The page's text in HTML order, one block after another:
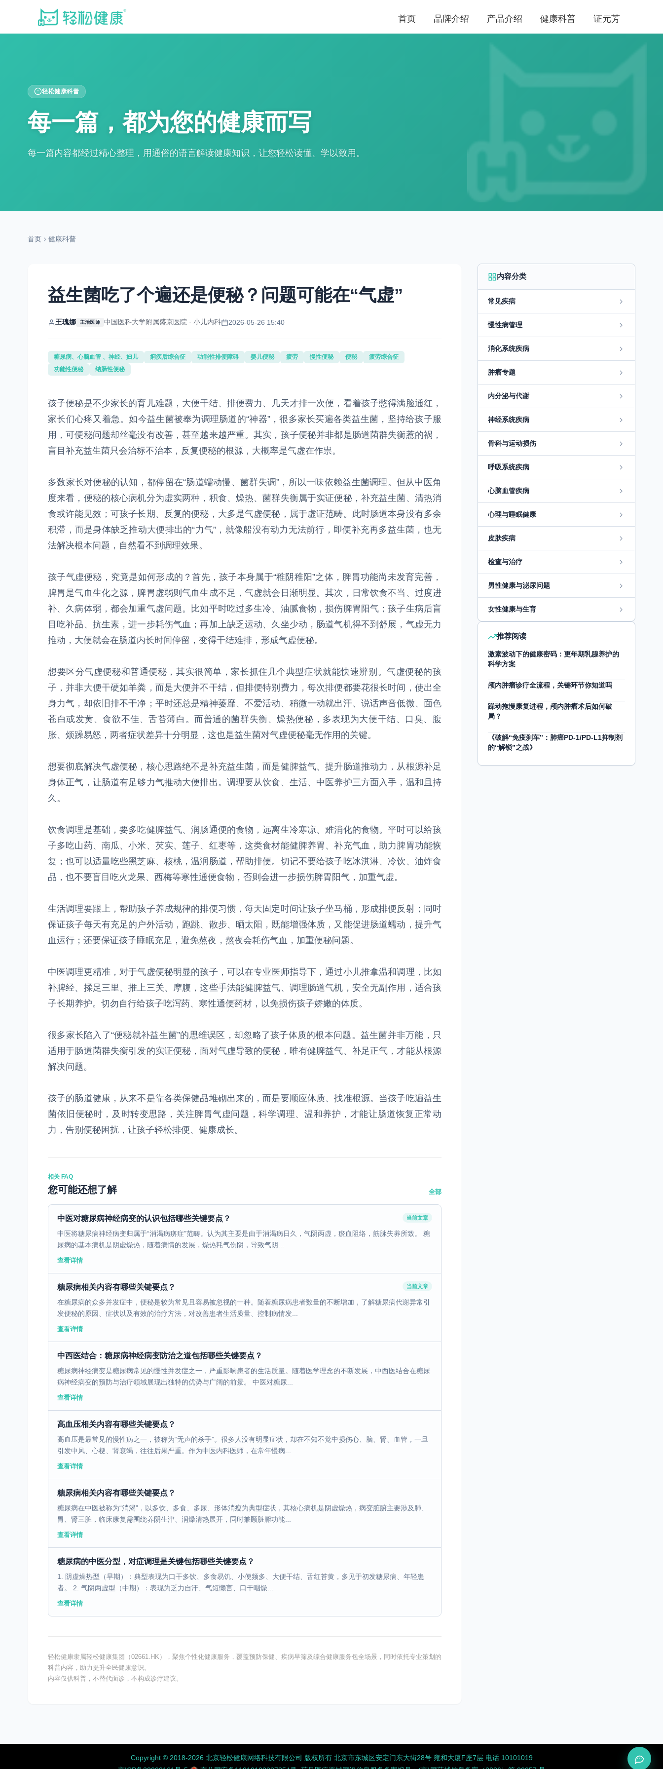
首页 品牌介绍 产品介绍 健康科普 证元芳
轻松健康科普
每一篇，都为您的健康而写
每一篇内容都经过精心整理，用通俗的语言解读健康知识，让您轻松读懂、学以致用。
首页 健康科普
益生菌吃了个遍还是便秘？问题可能在“气虚”
王瑰娜 主治医师 中国医科大学附属盛京医院 · 小儿内科 2026-05-26 15:40
糖尿病、心脑血管 、神经、妇儿 痢疾后综合征 功能性排便障碍 婴儿便秘 疲劳 慢性便秘 便秘
疲劳综合征
功能性便秘
结肠性便秘
孩子便秘是不少家长的育儿难题，大便干结、排便费力、几天才排一次便，看着孩子憋得满脸通红，
家长们心疼又着急。如今益生菌被奉为调理肠道的“神器”，很多家长买遍各类益生菌，坚持给孩子服
用，可便秘问题却丝毫没有改善，甚至越来越严重。其实，孩子便秘并非都是肠道菌群失衡惹的祸，
盲目补充益生菌只会治标不治本，反复便秘的根源，大概率是气虚在作祟。
多数家长对便秘的认知，都停留在“肠道蠕动慢、菌群失调”，所以一味依赖益生菌调理。但从中医角
度来看，便秘的核心病机分为虚实两种，积食、燥热、菌群失衡属于实证便秘，补充益生菌、清热消
食或许能见效；可孩子长期、反复的便秘，大多是气虚便秘，属于虚证范畴。此时肠道本身没有多余
积滞，而是身体缺乏推动大便排出的“力气”，就像船没有动力无法前行，即便补充再多益生菌，也无
法解决根本问题，自然看不到调理效果。
孩子气虚便秘，究竟是如何形成的？首先，孩子本身属于“稚阴稚阳”之体，脾胃功能尚未发育完善，
脾胃是气血生化之源，脾胃虚弱则气血生成不足，气虚就会日渐明显。其次，日常饮食不当、过度进
补、久病体弱，都会加重气虚问题。比如平时吃过多生冷、油腻食物，损伤脾胃阳气；孩子生病后盲
目吃补品、抗生素，进一步耗伤气血；再加上缺乏运动、久坐少动，肠道气机得不到舒展，气虚无力
推动，大便就会在肠道内长时间停留，变得干结难排，形成气虚便秘。
想要区分气虚便秘和普通便秘，其实很简单，家长抓住几个典型症状就能快速辨别。气虚便秘的孩
子，并非大便干硬如羊粪，而是大便并不干结，但排便特别费力，每次排便都要花很长时间，使出全
身力气，却依旧排不干净；平时还总是精神萎靡、不爱活动、稍微一动就出汗、说话声音低微、面色
苍白或发黄、食欲不佳、舌苔薄白。而普通的菌群失衡、燥热便秘，多表现为大便干结、口臭、腹
胀、烦躁易怒，两者症状差异十分明显，这也是益生菌对气虚便秘毫无作用的关键。
想要彻底解决气虚便秘，核心思路绝不是补充益生菌，而是健脾益气、提升肠道推动力，从根源补足
身体正气，让肠道有足够力气推动大便排出。调理要从饮食、生活、中医养护三方面入手，温和且持
久。
饮食调理是基础，要多吃健脾益气、润肠通便的食物，远离生冷寒凉、难消化的食物。平时可以给孩
子多吃山药、南瓜、小米、芡实、莲子、红枣等，这类食材能健脾养胃、补充气血，助力脾胃功能恢
复；也可以适量吃些黑芝麻、核桃，温润肠道，帮助排便。切记不要给孩子吃冰淇淋、冷饮、油炸食
品，也不要盲目吃火龙果、西梅等寒性通便食物，否则会进一步损伤脾胃阳气，加重气虚。
生活调理要跟上，帮助孩子养成规律的排便习惯，每天固定时间让孩子坐马桶，形成排便反射；同时
保证孩子每天有充足的户外活动，跑跳、散步、晒太阳，既能增强体质，又能促进肠道蠕动，提升气
血运行；还要保证孩子睡眠充足，避免熬夜，熬夜会耗伤气血，加重便秘问题。
中医调理更精准，对于气虚便秘明显的孩子，可以在专业医师指导下，通过小儿推拿温和调理，比如
补脾经、揉足三里、推上三关、摩腹，这些手法能健脾益气、调理肠道气机，安全无副作用，适合孩
子长期养护。切勿自行给孩子吃泻药、寒性通便药材，以免损伤孩子娇嫩的体质。
很多家长陷入了“便秘就补益生菌”的思维误区，却忽略了孩子体质的根本问题。益生菌并非万能，只
适用于肠道菌群失衡引发的实证便秘，面对气虚导致的便秘，唯有健脾益气、补足正气，才能从根源
解决问题。
孩子的肠道健康，从来不是靠各类保健品堆砌出来的，而是要顺应体质、找准根源。当孩子吃遍益生
菌依旧便秘时，及时转变思路，关注脾胃气虚问题，科学调理、温和养护，才能让肠道恢复正常动
力，告别便秘困扰，让孩子轻松排便、健康成长。
相关 FAQ
您可能还想了解 全部
中医对糖尿病神经病变的认识包括哪些关键要点？ 当前文章
中医将糖尿病神经病变归属于“消渴病痹症”范畴。认为其主要是由于消渴病日久，气阴两虚，瘀血阻络，筋脉失养所致。 糖
尿病的基本病机是阴虚燥热，随着病情的发展，燥热耗气伤阴，导致气阴...
查看详情
糖尿病相关内容有哪些关键要点？ 当前文章
在糖尿病的众多并发症中，便秘是较为常见且容易被忽视的一种。随着糖尿病患者数量的不断增加，了解糖尿病代谢异常引
发便秘的原因、症状以及有效的治疗方法，对改善患者生活质量、控制病情发...
查看详情
中西医结合：糖尿病神经病变防治之道包括哪些关键要点？
糖尿病神经病变是糖尿病常见的慢性并发症之一，严重影响患者的生活质量。随着医学理念的不断发展，中西医结合在糖尿
病神经病变的预防与治疗领域展现出独特的优势与广阔的前景。 中医对糖尿...
查看详情
高血压相关内容有哪些关键要点？
高血压是最常见的慢性病之一，被称为“无声的杀手”。很多人没有明显症状，却在不知不觉中损伤心、脑、肾、血管，一旦
引发中风、心梗、肾衰竭，往往后果严重。作为中医内科医师，在常年慢病...
查看详情
糖尿病相关内容有哪些关键要点？
糖尿病在中医被称为“消渴”，以多饮、多食、多尿、形体消瘦为典型症状，其核心病机是阴虚燥热，病变脏腑主要涉及肺、
胃、肾三脏，临床康复需围绕养阴生津、润燥清热展开，同时兼顾脏腑功能...
查看详情
糖尿病的中医分型，对症调理是关键包括哪些关键要点？
1. 阴虚燥热型（早期）：典型表现为口干多饮、多食易饥、小便频多、大便干结、舌红苔黄，多见于初发糖尿病、年轻患
者。 2. 气阴两虚型（中期）：表现为乏力自汗、气短懒言、口干咽燥...
查看详情
轻松健康隶属轻松健康集团（02661.HK），聚焦个性化健康服务，覆盖预防保健、疾病早筛及综合健康服务包全场景，同时依托专业策划的
科普内容，助力提升全民健康意识。
内容仅供科普，不替代面诊，不构成诊疗建议。
内容分类
常见疾病
慢性病管理
消化系统疾病
肿瘤专题
内分泌与代谢
神经系统疾病
骨科与运动损伤
呼吸系统疾病
心脑血管疾病
心理与睡眠健康
皮肤疾病
检查与治疗
男性健康与泌尿问题
女性健康与生育
推荐阅读
激素波动下的健康密码：更年期乳腺养护的
科学方案
颅内肿瘤诊疗全流程，关键环节你知道吗
躁动拖慢康复进程，颅内肿瘤术后如何破
局？
《破解“免疫刹车”：肺癌PD-1/PD-L1抑制剂
的“解锁”之战》
Copyright ©️ 2018-2026 北京轻松健康网络科技有限公司 版权所有 北京市东城区安定门东大街28号 雍和大厦F座7层 电话 10101019